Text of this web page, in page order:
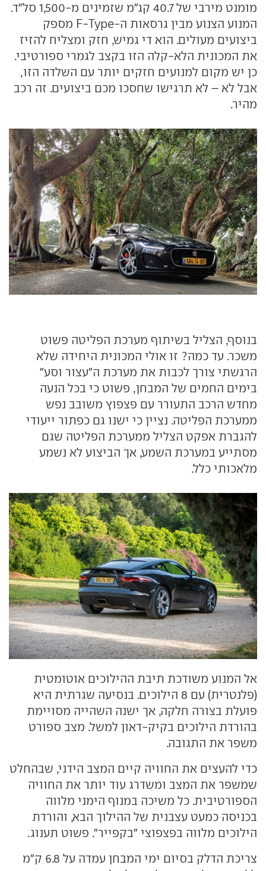
מומנט מירבי של 40.7 קג"מ שזמינים מ-1,500 סל"ד.
המנוע הצנוע מבין גרסאות ה-F-Type מספק
ביצועים מעולים. הוא די גמיש, חזק ומצליח להזיז
את המכונית הלא-קלה הזו בקצב לגמרי ספורטיבי.
כן יש מקום למנועים חזקים יותר עם השלדה הזו,
אבל לא – לא תרגישו שחסכו מכם ביצועים. זה רכב
מהיר.
בנוסף, הצליל בשיתוף מערכת הפליטה פשוט
משכר. עד כמה? זו אולי המכונית היחידה שלא
הרגשתי צורך לכבות את מערכת ה"עצור וסע"
בימים החמים של המבחן, פשוט כי בכל הנעה
מחדש הרכב התעורר עם פצפוץ משובב נפש
ממערכת הפליטה. נציין כי ישנו גם כפתור ייעודי
להגברת אפקט הצליל ממערכת הפליטה שגם
מסתייע במערכת השמע, אך הביצוע לא נשמע
מלאכותי כלל.
אל המנוע משודכת תיבת ההילוכים אוטומטית
(פלנטרית) עם 8 הילוכים. בנסיעה שגרתית היא
פועלת בצורה חלקה, אך ישנה השהייה מסויימת
בהורדת הילוכים בקיק-דאון למשל. מצב ספורט
משפר את התגובה.
כדי להעצים את החוויה קיים המצב הידני, שבהחלט
שמשפר את המצב ומשדרג עוד יותר את החוויה
הספורטיבית. כל משיכה במנוף הימני מלווה
בכניסה כמעט עצבנית של ההילוך הבא, והורדת
הילוכים מלווה בפצפוצי "בקפייר". פשוט תענוג.
צריכת הדלק בסיום ימי המבחן עמדה על 6.8 ק"מ